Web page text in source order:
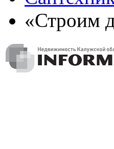
«Строим